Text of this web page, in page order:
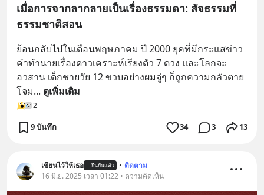
เมื่อการจากลากลายเป็นเรื่องธรรมดา: สัจธรรมที่
ธรรมชาติสอน
ย้อนกลับไปในเดือนพฤษภาคม ปี 2000 ยุคที่มีกระแสข่าว
คำทำนายเรื่องดาวเคราะห์เรียงตัว 7 ดวง และโลกจะ
อวสาน เด็กชายวัย 12 ขวบอย่างผมจู่ๆ ก็ถูกความกลัวตาย
โจม... ดูเพิ่มเติม
2
9 บันทึก 34 3 13
เขียนไว้ให้เธอ ยืนยันแล้ว • ติดตาม
16 มิ.ย. 2025 เวลา 01:22 • ความคิดเห็น